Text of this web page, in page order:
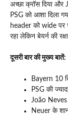
अच्छा क्रॉस दिया
PSG को आशा दिला
header को wide पर
रहा लेकिन बेयर्न की
दूसरी बार की मुख्य बातें:
Bayern 10
PSG की
João
Neuer के